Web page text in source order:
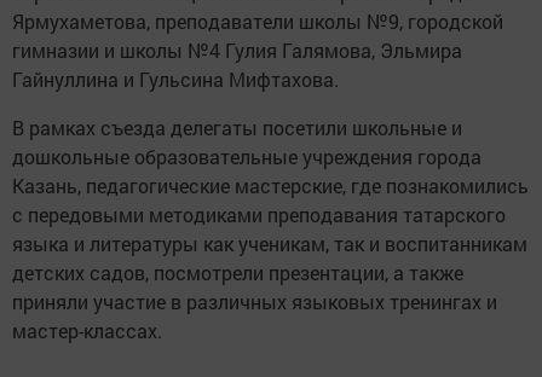
Ярмухаметова, преподаватели школы №9, городской
гимназии и школы №4 Гулия Галямова, Эльмира
Гайнуллина и Гульсина Мифтахова.
В рамках съезда делегаты посетили школьные и
дошкольные образовательные учреждения города
Казань, педагогические мастерские, где познакомились
с передовыми методиками преподавания татарского
языка и литературы как ученикам, так и воспитанникам
детских садов, посмотрели презентации, а также
приняли участие в различных языковых тренингах и
мастер-классах.